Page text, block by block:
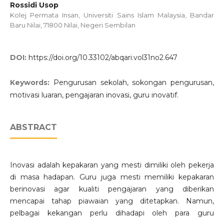
Rossidi Usop
Kolej Permata Insan, Universiti Sains Islam Malaysia, Bandar
Baru Nilai, 71800 Nilai, Negeri Sembilan
DOI: https://doi.org/10.33102/abqari.vol31no2.647
Keywords: Pengurusan sekolah, sokongan pengurusan,
motivasi luaran, pengajaran inovasi, guru inovatif.
ABSTRACT
Inovasi adalah kepakaran yang mesti dimiliki oleh pekerja
di masa hadapan. Guru juga mesti memiliki kepakaran
berinovasi agar kualiti pengajaran yang diberikan
mencapai tahap piawaian yang ditetapkan. Namun,
pelbagai kekangan perlu dihadapi oleh para guru